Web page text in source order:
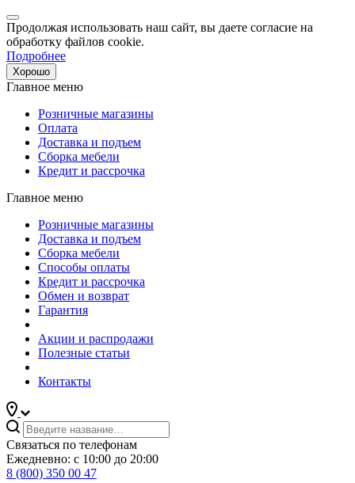
Продолжая использовать наш сайт, вы даете согласие на
обработку файлов cookie.
Подробнее
Хорошо
Главное меню
Розничные магазины
Оплата
Доставка и подъем
Сборка мебели
Кредит и рассрочка
Главное меню
Розничные магазины
Доставка и подъем
Сборка мебели
Способы оплаты
Кредит и рассрочка
Обмен и возврат
Гарантия
Акции и распродажи
Полезные статьи
Контакты
Связаться по телефонам
Ежедневно: с 10:00 до 20:00
8 (800) 350 00 47